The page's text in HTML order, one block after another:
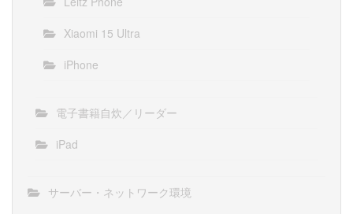
Xiaomi 15 Ultra
iPhone
電子書籍自炊／リーダー
iPad
サーバー・ネットワーク環境